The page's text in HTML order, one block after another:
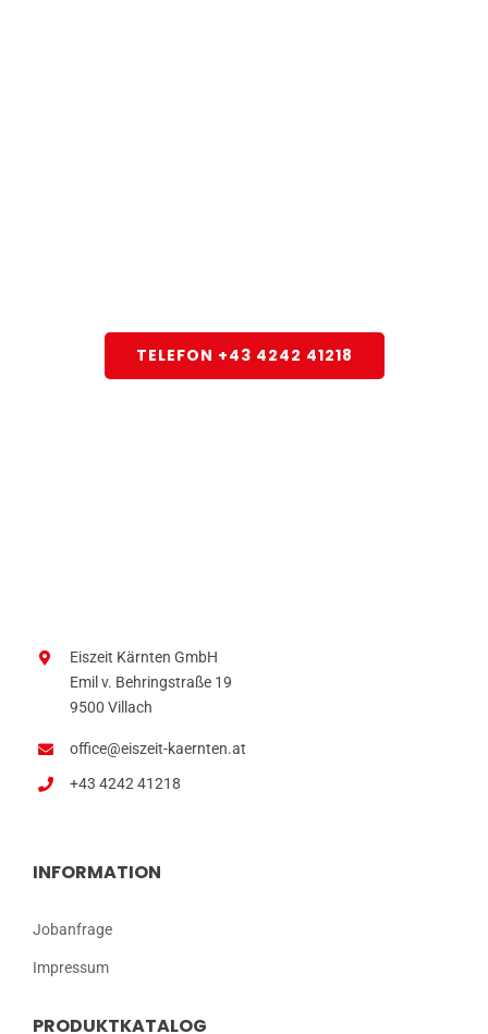
TELEFON +43 4242 41218
Eiszeit Kärnten GmbH
Emil v. Behringstraße 19
9500 Villach
office@eiszeit-kaernten.at
+43 4242 41218
INFORMATION
Jobanfrage
Impressum
PRODUKTKATALOG